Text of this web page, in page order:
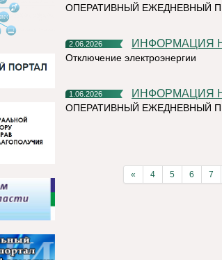
ОПЕРАТИВНЫЙ ЕЖЕДНЕВНЫЙ
2.06.2026
Отключение электроэнергии
1.06.2026
ОПЕРАТИВНЫЙ ЕЖЕДНЕВНЫЙ
« 4 5 6 7